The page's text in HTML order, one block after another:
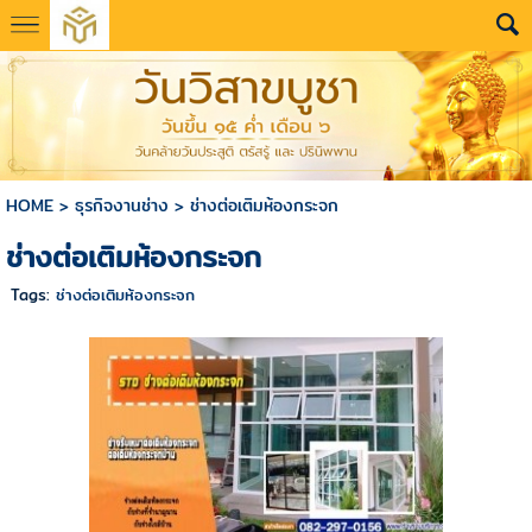
HOME> ธุรกิจงานช่าง > ช่างต่อเติมห้องกระจก
ช่างต่อเติมห้องกระจก
Tags: ช่างต่อเติมห้องกระจก